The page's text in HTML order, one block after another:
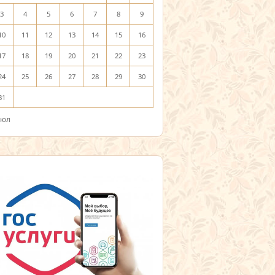
3 4 5 6 7 8 9
11 12 13 14 15 16
18 19 20 21 22 23
25 26 27 28 29 30